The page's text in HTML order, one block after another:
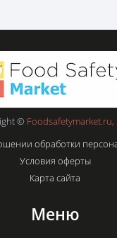
© Foodsafetymarket.ru,
обработки
Условия оферты
Карта сайта
Меню